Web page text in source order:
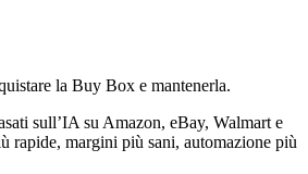
la Buy Box e mantenerla.
sull’IA su Amazon, eBay, Walmart e
rapide, margini più sani, automazione più